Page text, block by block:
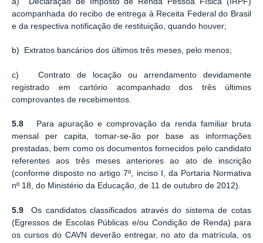
acompanhada do recibo de entrega à Receita Federal do Brasil
e da respectiva notificação de restituição, quando houver;
b) Extratos bancários dos últimos três meses, pelo menos;
c) Contrato de locação ou arrendamento devidamente
registrado em cartório acompanhado dos três últimos
comprovantes de recebimentos.
5.8
Para apuração e comprovação da renda familiar bruta
mensal per capita, tomar-se-ão por base as informações
prestadas, bem como os documentos fornecidos pelo candidato
referentes aos três meses anteriores ao ato de inscrição
(conforme disposto no artigo 7º, inciso I, da Portaria Normativa
nº 18, do Ministério da Educação, de 11 de outubro de 2012).
5.9Os candidatos classificados através do sistema de cotas
(Egressos de Escolas Públicas e/ou Condição de Renda) para
os cursos do CAVN deverão entregar, no ato da matrícula, os